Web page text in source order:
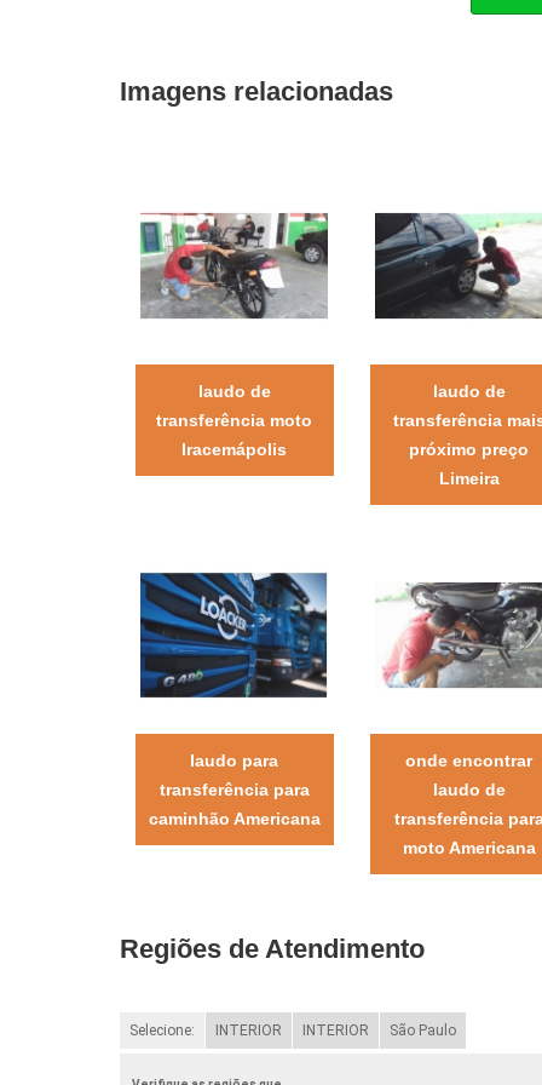
Imagens relacionadas
laudo de
transferência moto
Iracemápolis
laudo de
transferência
próximo preço
Limeira
laudo para
transferência para
caminhão Americana
onde encontrar
laudo de
transferência
moto Americana
Regiões de Atendimento
Selecione: INTERIOR INTERIOR São Paulo